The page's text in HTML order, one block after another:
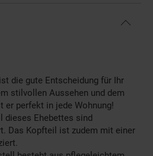
die gute Entscheidung für Ihr
stilvollen Aussehen und dem
er perfekt in jede Wohnung!
dieses Ehebettes sind
Das Kopfteil ist zudem mit einer